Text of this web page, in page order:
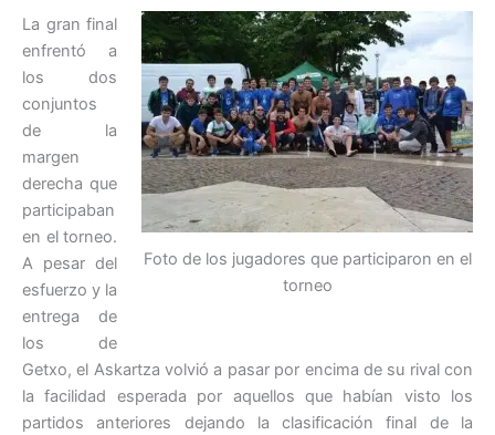
Foto de los jugadores que participaron en el
torneo
La gran final
enfrentó a
los dos
conjuntos
de la
margen
derecha que
participaban
en el torneo.
A pesar del
esfuerzo y la
entrega de
los de
Getxo, el Askartza volvió a pasar por encima de su rival con
la facilidad esperada por aquellos que habían visto los
partidos anteriores dejando la clasificación final de la